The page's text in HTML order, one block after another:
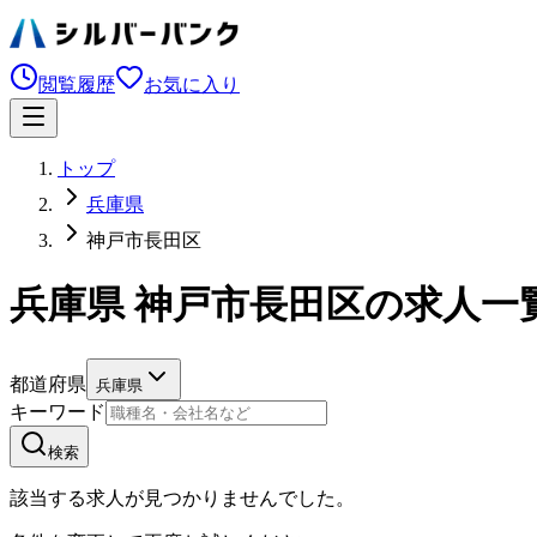
閲覧履歴 お気に入り
トップ
兵庫県
神戸市長田区
兵庫県 神戸市長田区の求人一
都道府県 兵庫県
キーワード
検索
該当する求人が見つかりませんでした。